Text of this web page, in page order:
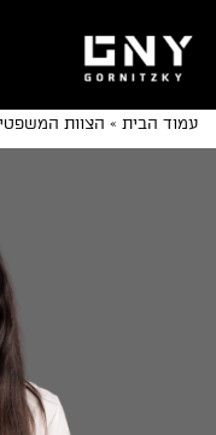
עמוד הבית » הצוות המשפטי